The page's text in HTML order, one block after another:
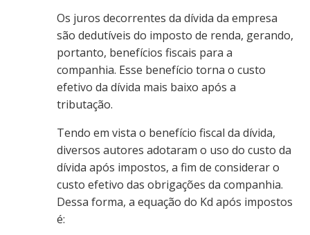
Os juros decorrentes da dívida da empresa
são dedutíveis do imposto de renda, gerando,
portanto, benefícios fiscais para a
companhia. Esse benefício torna o custo
efetivo da dívida mais baixo após a
tributação.
Tendo em vista o benefício fiscal da dívida,
diversos autores adotaram o uso do custo da
dívida após impostos, a fim de considerar o
custo efetivo das obrigações da companhia.
Dessa forma, a equação do Kd após impostos
é: